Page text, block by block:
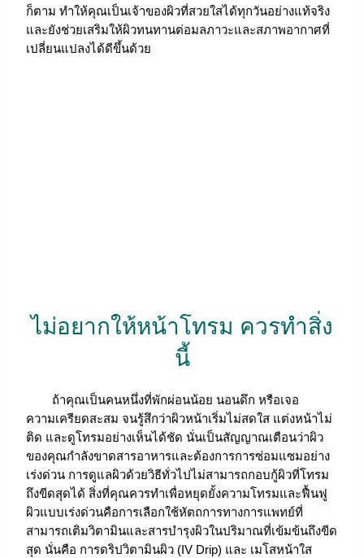
ก็ตาม ทำให้คุณเป็นเจ้าของผิวที่สวยใสได้ทุกวันอย่างแท้จริง
และยังช่วยเสริมให้ผิวทนทานต่อมลภาวะและสภาพอากาศที่
เปลี่ยนแปลงได้ดีขึ้นด้วย
ไม่อยากให้หน้าโทรม ควรทำสิ่ง
นี้
ถ้าคุณเป็นคนหนึ่งที่พักผ่อนน้อย นอนดึก หรือเจอ
ความเครียดสะสม จนรู้สึกว่าผิวหน้าเริ่มไม่สดใส แต่งหน้าไม่
ติด และดูโทรมอย่างเห็นได้ชัด นั่นเป็นสัญญาณเตือนว่าผิว
ของคุณกำลังขาดสารอาหารและต้องการการซ่อมแซมอย่าง
เร่งด่วน การดูแลผิวด้วยวิธีทั่วไปไม่สามารถกอบกู้ผิวที่โทรม
ถึงขีดสุดได้ สิ่งที่คุณควรทำเพื่อหยุดยั้งความโทรมและฟื้นฟู
ผิวแบบเร่งด่วนคือการเลือกใช้หัตถการทางการแพทย์ที่
สามารถเติมวิตามินและสารบำรุงผิวในปริมาณที่เข้มข้นถึงขีด
สุด นั่นคือ การดริปวิตามินผิว (IV Drip) และ เมโสหน้าใส